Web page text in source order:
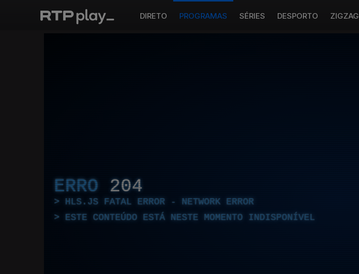
DIRETO PROGRAMAS SÉRIES DESPORTO ZIGZAG
ERRO 204
HLS.JS FATAL ERROR - NETWORK ERROR
ESTE CONTEÚDO ESTÁ NESTE MOMENTO INDISPONÍVEL